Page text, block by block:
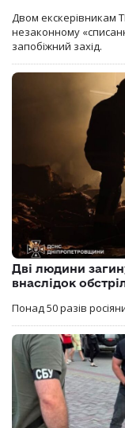
Двом екскерівникам
незаконному
запобіжний захід.
Дві людини
внаслідок
Понад 50 разів